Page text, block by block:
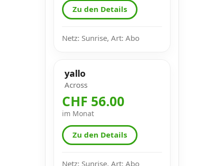
Zu den Details
Netz: Sunrise, Art: Abo
yallo
Across
CHF 56.00
im Monat
Zu den Details
Netz: Sunrise, Art: Abo